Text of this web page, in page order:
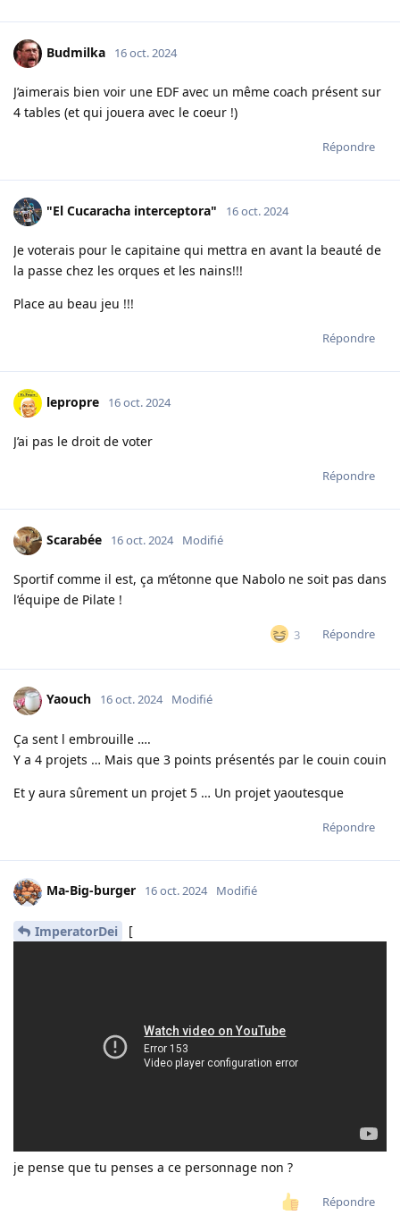
Budmilka 16 oct. 2024
J’aimerais bien voir une EDF avec un même coach présent sur
4 tables (et qui jouera avec le coeur !)
Répondre
"El Cucaracha interceptora" 16 oct. 2024
Je voterais pour le capitaine qui mettra en avant la beauté de
la passe chez les orques et les nains!!!
Place au beau jeu !!!
Répondre
lepropre 16 oct. 2024
J’ai pas le droit de voter
Répondre
Scarabée 16 oct. 2024 Modifié
Sportif comme il est, ça m’étonne que Nabolo ne soit pas dans
l’équipe de Pilate !
3 Répondre
Yaouch 16 oct. 2024 Modifié
Ça sent l embrouille ….
Y a 4 projets … Mais que 3 points présentés par le couin couin
Et y aura sûrement un projet 5 … Un projet yaoutesque
Répondre
Ma-Big-burger 16 oct. 2024 Modifié
ImperatorDei [
je pense que tu penses a ce personnage non ?
Répondre